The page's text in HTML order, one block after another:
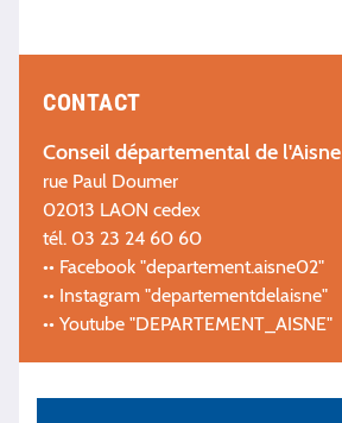
CONTACT
Conseil départemental de l'Aisne
rue Paul Doumer
02013 LAON cedex
tél. 03 23 24 60 60
•• Facebook "departement.aisne02"
•• Instagram "departementdelaisne"
•• Youtube "DEPARTEMENT_AISNE"